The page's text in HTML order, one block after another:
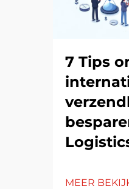
7 Tips
MEER